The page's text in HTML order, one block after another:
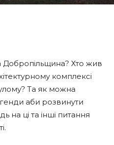
Добропільщина? Хто жив
комплексі
Та як можна
аби розвинути
на ці та інші питання